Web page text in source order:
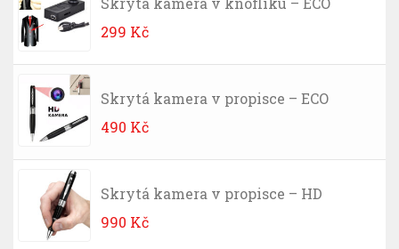
299 Kč
Skrytá kamera v propisce – ECO
490 Kč
Skrytá kamera v propisce – HD
990 Kč